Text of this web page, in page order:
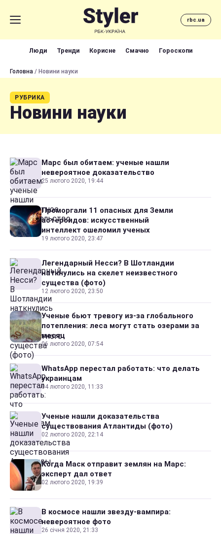
rbc.ua
Люди Тренди Корисне Смачно Гороскопи
Головна / Новини науки
РУБРИКА
Новини науки
Марс был обитаем: ученые нашли
невероятное доказательство
25 лютого 2020, 19:44
Проморгали 11 опасных для Земли
астероидов: искусственный
интеллект ошеломил ученых
19 лютого 2020, 23:47
Легендарный Несси? В Шотландии
наткнулись на скелет неизвестного
существа (фото)
12 лютого 2020, 23:50
Ученые бьют тревогу из-за глобального
потепления: леса могут стать озерами за
месяц
06 лютого 2020, 07:54
WhatsApp перестал работать: что делать
украинцам
04 лютого 2020, 11:33
Ученые нашли доказательства
существования Атлантиды (фото)
02 лютого 2020, 22:14
Когда Маск отправит землян на Марс:
эксперт дал ответ
02 лютого 2020, 19:39
В космосе нашли звезду-вампира:
невероятное фото
26 січня 2020, 21:33